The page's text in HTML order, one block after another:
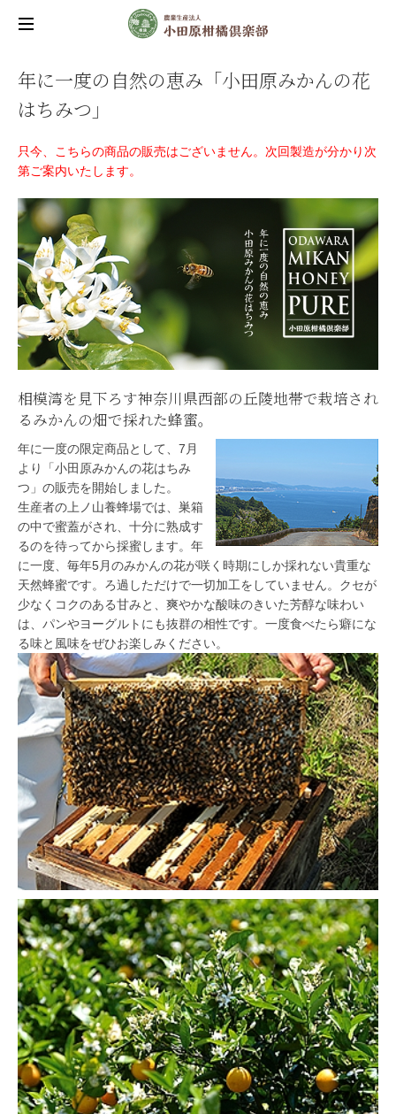
年に一度の自然の恵み「小田原みかんの花
はちみつ」
只今、こちらの商品の販売はございません。次回製造が分かり次
第ご案内いたします。
相模湾を見下ろす神奈川県西部の丘陵地帯で栽培され
るみかんの畑で採れた蜂蜜。
年に一度の限定商品として、7月
より「小田原みかんの花はちみ
つ」の販売を開始しました。
生産者の上ノ山養蜂場では、巣箱
の中で蜜蓋がされ、十分に熟成す
るのを待ってから採蜜します。年
に一度、毎年5月のみかんの花が咲く時期にしか採れない貴重な
天然蜂蜜です。ろ過しただけで一切加工をしていません。クセが
少なくコクのある甘みと、爽やかな酸味のきいた芳醇な味わい
は、パンやヨーグルトにも抜群の相性です。一度食べたら癖にな
る味と風味をぜひお楽しみください。